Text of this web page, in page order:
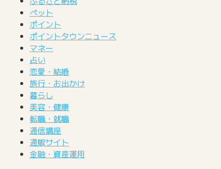
ペット
ポイント
ポイントタウンニュース
マネー
占い
恋愛・結婚
旅行・お出かけ
暮らし
美容・健康
転職・就職
通信講座
通販サイト
金融・資産運用